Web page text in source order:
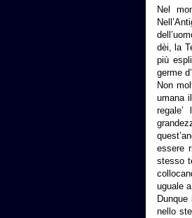
Nel
dèi, la
più
germe
Non
umana
regale’
essere
stesso
uguale
nello